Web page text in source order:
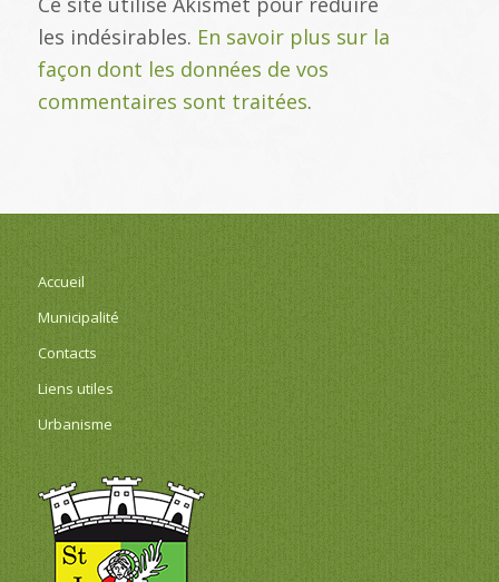
les indésirables. En savoir plus sur la
façon dont les données de vos
commentaires sont traitées.
Accueil
Municipalité
Contacts
Liens utiles
Urbanisme